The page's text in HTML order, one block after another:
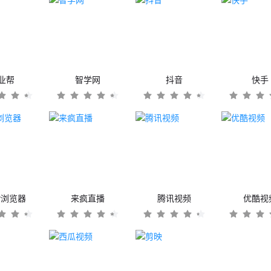
帮 智学网 抖音 快手
览器 来疯直播 腾讯视频 优酷视